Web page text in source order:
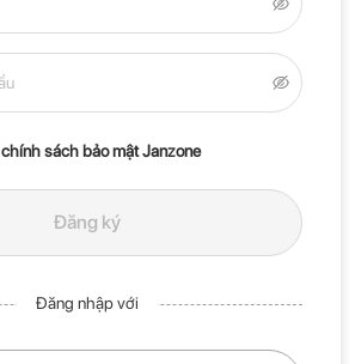
chính sách bảo mật Janzone
Đăng ký
Đăng nhập với